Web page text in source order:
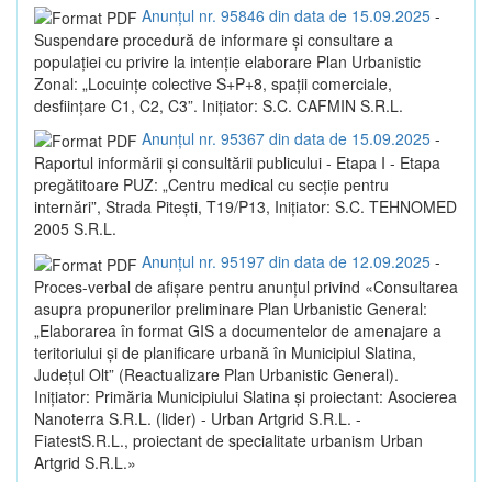
Anunțul nr. 95846 din data de 15.09.2025 -
Suspendare procedură de informare și consultare a
populației cu privire la intenție elaborare Plan Urbanistic
Zonal: „Locuințe colective S+P+8, spații comerciale,
desființare C1, C2, C3”. Inițiator: S.C. CAFMIN S.R.L.
Anunțul nr. 95367 din data de 15.09.2025 -
Raportul informării și consultării publicului - Etapa I - Etapa
pregătitoare PUZ: „Centru medical cu secție pentru
internări”, Strada Pitești, T19/P13, Inițiator: S.C. TEHNOMED
2005 S.R.L.
Anunțul nr. 95197 din data de 12.09.2025 -
Proces-verbal de afișare pentru anunțul privind «Consultarea
asupra propunerilor preliminare Plan Urbanistic General:
„Elaborarea în format GIS a documentelor de amenajare a
teritoriului și de planificare urbană în Municipiul Slatina,
Județul Olt” (Reactualizare Plan Urbanistic General).
Inițiator: Primăria Municipiului Slatina și proiectant: Asocierea
Nanoterra S.R.L. (lider) - Urban Artgrid S.R.L. -
FiatestS.R.L., proiectant de specialitate urbanism Urban
Artgrid S.R.L.»